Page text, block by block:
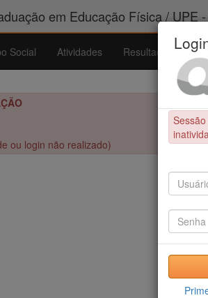
em Educação Física / UPE
Social Atividades Resultados
ou login não realizado)